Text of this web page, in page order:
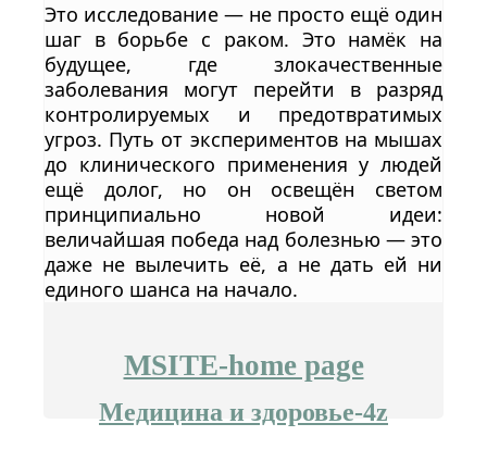
Это исследование — не просто ещё один
шаг в борьбе с раком. Это намёк на
будущее, где злокачественные
заболевания могут перейти в разряд
контролируемых и предотвратимых
угроз. Путь от экспериментов на мышах
до клинического применения у людей
ещё долог, но он освещён светом
принципиально новой идеи:
величайшая победа над болезнью — это
даже не вылечить её, а не дать ей ни
единого шанса на начало.
MSITE-home page
Медицина и здоровье-4z